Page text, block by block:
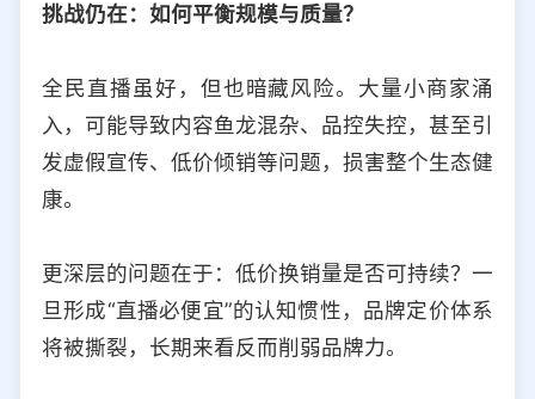
挑战仍在：如何平衡规模与质量？
全民直播虽好，但也暗藏风险。大量小商家涌
入，可能导致内容鱼龙混杂、品控失控，甚至引
发虚假宣传、低价倾销等问题，损害整个生态健
康。
更深层的问题在于：低价换销量是否可持续？一
旦形成“直播必便宜”的认知惯性，品牌定价体系
将被撕裂，长期来看反而削弱品牌力。